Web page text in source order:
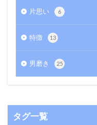
片思い 6
特徴 13
男磨き 25
タグ一覧